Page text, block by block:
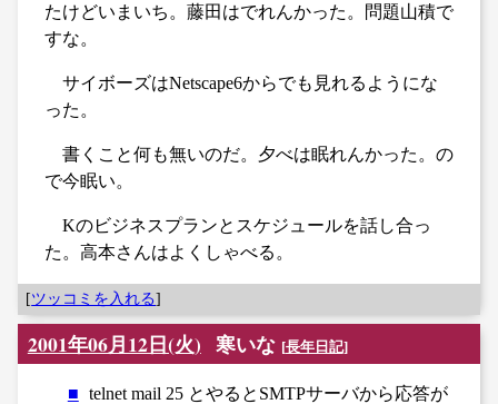
たけどいまいち。藤田はでれんかった。問題山積で
すな。
サイボーズはNetscape6からでも見れるようにな
った。
書くこと何も無いのだ。夕べは眠れんかった。の
で今眠い。
Kのビジネスプランとスケジュールを話し合っ
た。高本さんはよくしゃべる。
[ツッコミを入れる]
2001年06月12日(火) 寒いな [長年日記]
■ telnet mail 25 とやるとSMTPサーバから応答が